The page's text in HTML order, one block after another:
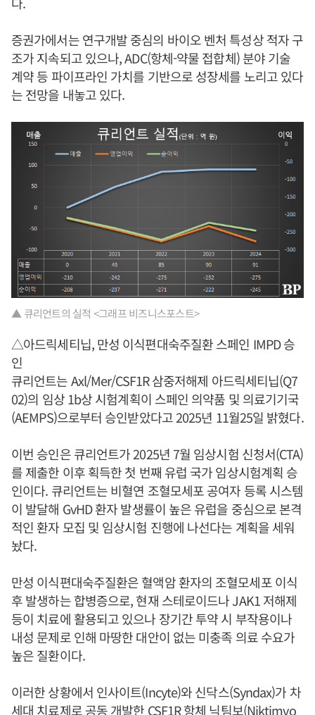
증권가에서는 연구개발 중심의 바이오 벤처 특성상 적자 구
조가 지속되고 있으나, ADC(항체-약물 접합체) 분야 기술
계약 등 파이프라인 가치를 기반으로 성장세를 노리고 있다
는 전망을 내놓고 있다.
▲ 큐리언트의 실적 <그래프 비즈니스포스트>
△아드릭세티닙, 만성 이식편대숙주질환 스페인 IMPD 승
인
큐리언트는 Axl/Mer/CSF1R 삼중저해제 아드릭세티닙(Q7
02)의 임상 1b상 시험계획이 스페인 의약품 및 의료기기국
(AEMPS)으로부터 승인받았다고 2025년 11월25일 밝혔다.
이번 승인은 큐리언트가 2025년 7월 임상시험 신청서(CTA)
를 제출한 이후 획득한 첫 번째 유럽 국가 임상시험계획 승
인이다. 큐리언트는 비혈연 조혈모세포 공여자 등록 시스템
이 발달해 GvHD 환자 발생률이 높은 유럽을 중심으로 본격
적인 환자 모집 및 임상시험 진행에 나선다는 계획을 세워
놨다.
만성 이식편대숙주질환은 혈액암 환자의 조혈모세포 이식
후 발생하는 합병증으로, 현재 스테로이드나 JAK1 저해제
등이 치료에 활용되고 있으나 장기간 투약 시 부작용이나
내성 문제로 인해 마땅한 대안이 없는 미충족 의료 수요가
높은 질환이다.
이러한 상황에서 인사이트(Incyte)와 신닥스(Syndax)가 차
세대 치료제로 공동 개발한 CSF1R 항체 닉팀보(Niktimvo